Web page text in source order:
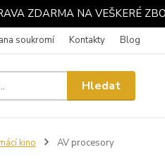
ZDARMA NA VEŠKERÉ
soukromí Kontakty Blog
Hledat
kino AV procesory